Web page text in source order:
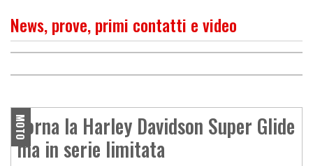
News, prove, primi contatti e video
PROVAUna bella base per giocare
OHarley-Davidson Street Bob
117, la più piccola delle
grandi H-D
MOTO
Torna la Harley Davidson Super Glide
ma in serie limitata